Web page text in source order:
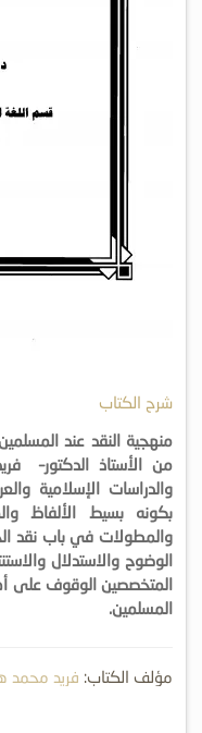
شرح الكتاب
منهجية النقد عند
من الأستاذ الدكتور–
والدراسات الإسلامية
بكونه بسيط الألفاظ
والمطولات في باب نقد
الوضوح والاستدلال
المتخصصين الوقوف على
المسلمين.
مؤلف الكتاب: فريد محمد